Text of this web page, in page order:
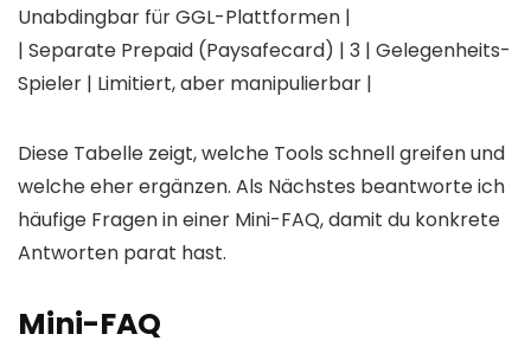
Unabdingbar für GGL-Plattformen |
| Separate Prepaid (Paysafecard) | 3 | Gelegenheits-
Spieler | Limitiert, aber manipulierbar |
Diese Tabelle zeigt, welche Tools schnell greifen und
welche eher ergänzen. Als Nächstes beantworte ich
häufige Fragen in einer Mini-FAQ, damit du konkrete
Antworten parat hast.
Mini-FAQ